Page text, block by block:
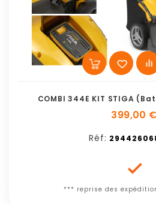
COMBI 344E KIT STIGA
399,00 €
Réf:

*** reprise des